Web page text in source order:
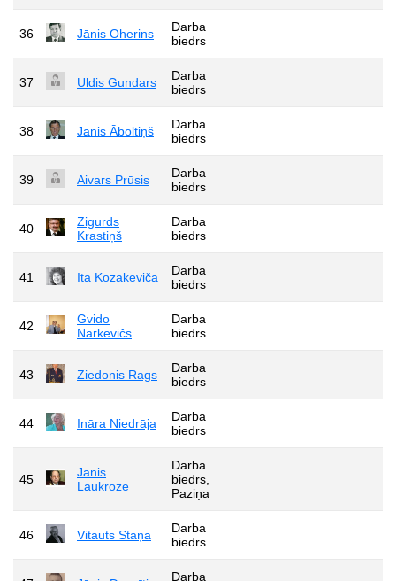
36 Jānis Oherins
Darba
biedrs
37 Uldis Gundars
Darba
biedrs
38 Jānis Āboltiņš
Darba
biedrs
39 Aivars Prūsis
Darba
biedrs
40
Zigurds
Krastiņš
Darba
biedrs
41 Ita Kozakeviča
Darba
biedrs
42
Gvido
Narkevičs
Darba
biedrs
43 Ziedonis Rags
Darba
biedrs
44 Ināra Niedrāja
Darba
biedrs
45
Jānis
Laukroze
Darba
biedrs,
Paziņa
46 Vitauts Staņa
Darba
biedrs
Darba